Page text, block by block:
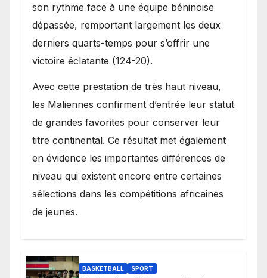
son rythme face à une équipe béninoise
dépassée, remportant largement les deux
derniers quarts-temps pour s’offrir une
victoire éclatante (124-20).
Avec cette prestation de très haut niveau,
les Maliennes confirment d’entrée leur statut
de grandes favorites pour conserver leur
titre continental. Ce résultat met également
en évidence les importantes différences de
niveau qui existent encore entre certaines
sélections dans les compétitions africaines
de jeunes.
BASKETBALL SPORT